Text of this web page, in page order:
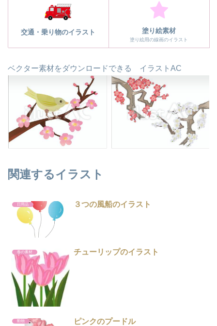
交通・乗り物のイラスト 塗り絵素材
塗り絵用の線画のイラスト
ベクター素材をダウンロードできる イラストAC
関連するイラスト
日用品 ３つの風船のイラスト
春の素材 チューリップのイラスト
動物 ピンクのプードル